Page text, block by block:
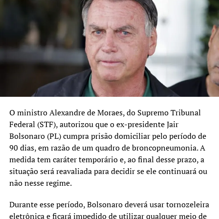
O julgamento prosseguiu com os votos dos ministros
Flávio Dino, Luiz Fux, Cármen Lúcia e Cristiano Zanin,
que acompanharam o relator, formando uma maioria de 4
a 0 a favor da denúncia.
Os principais denunciados nesta fase do processo
incluem Jair Bolsonaro, ex-ministro da Justiça Anderson
Torres, o ex-ministro da Defesa Paulo Sérgio Nogueira, o
membros do governo Bolsonaro e das forças armadas.
Agora, com a aceitação da denúncia, o caso segue para a
fase seguinte, onde os réus enfrentarão novas audiências
e decisões do STF sobre sua culpabilidade.
TÓPICOS RELACIONADOS:
A SEGUIR UP
O ministroAlexandre de Moraes, do Supremo Tribunal
Federal (STF), autorizou que o ex-presidenteJair
Bolsonaro(PL) cumpra prisão domiciliar pelo período de
90 dias, em razão de um quadro de broncopneumonia. A
medida tem caráter temporário e, ao final desse prazo, a
situação será reavaliada para decidir se ele continuará ou
não nesse regime.
Durante esse período, Bolsonaro deverá usar tornozeleira
eletrônica e ficará impedido de utilizar qualquer meio de